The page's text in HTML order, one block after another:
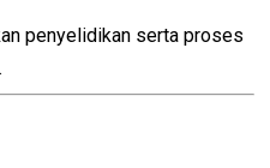
penyelidikan serta proses